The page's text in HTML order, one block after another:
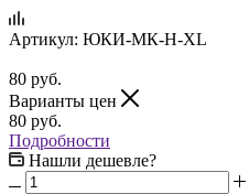
Артикул: ЮКИ-МК-Н-XL
80 руб.
Варианты цен
80 руб.
Подробности
Нашли дешевле?